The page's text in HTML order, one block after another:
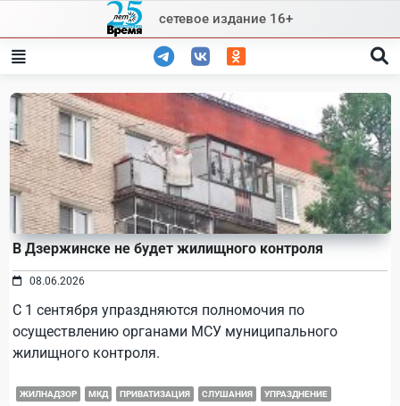
content
сетевое издание 16+
В Дзержинске не будет жилищного контроля
08.06.2026
С 1 сентября упраздняются полномочия по
осуществлению органами МСУ муниципального
жилищного контроля.
ЖИЛНАДЗОР МКД ПРИВАТИЗАЦИЯ СЛУШАНИЯ УПРАЗДНЕНИЕ